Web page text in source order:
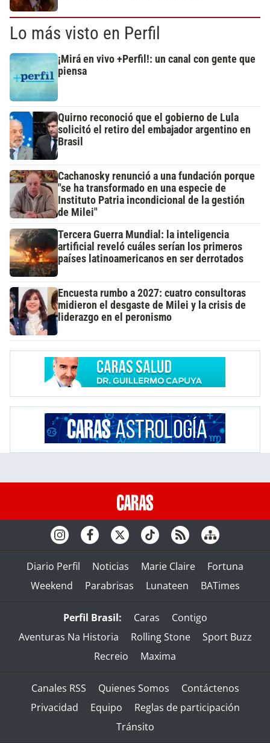
Lo más visto en Perfil
¡Mirá en vivo +Perfil!: un canal con gente que
piensa
Quirno reconoció que el gobierno de Lula
solicitó el retiro del embajador argentino en
Brasil
Cachanosky renunció a una fundación porque
"se ha transformado en una especie de
Instituto Patria incondicional de la gestión
de Milei"
Tercera Guerra Mundial: la inteligencia
artificial reveló cuáles serían los primeros
países latinoamericanos en ser derrotados
Encuesta rumbo a 2027: cuatro consultoras
midieron el desgaste de Milei y la crisis de
liderazgo en el peronismo
Diario Perfil Noticias Marie Claire
Fortuna
Weekend
Parabrisas Lunateen BATimes
Perfil Brasil: Caras
Contigo
Aventuras Na Historia
Rolling Stone
Sport Buzz
Recreio
Maxima
Canales RSS Quienes Somos
Contáctenos
Privacidad
Equipo
Reglas de participación
Tránsito